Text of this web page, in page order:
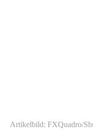
Artikelbild: FXQuadro/